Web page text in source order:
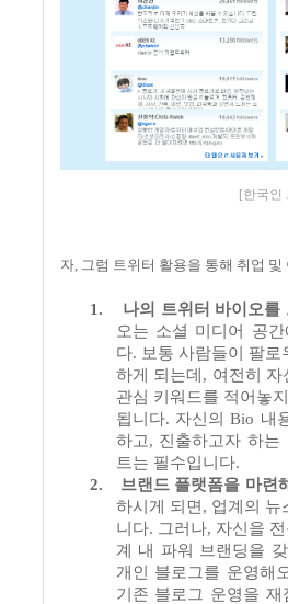
[한국인
자 그럼 트위터 활용을 통해 취업
1.
나의 트위터 바이오를
오는 소셜 미디어 공
다. 보통 사람들이 팔로
하게 되는데 , 여전히
관심 키워드를 적어놓
됩니다. 자신의 Bio 내
하고, 진출하고자 하는
트는 필수입니다.
2.
브랜드 플랫폼을 마련
하시게 되면 , 업계의 뉴
니다. 그러나, 자신을
계 내 파워 브랜딩을
개인 블로그를 운영해
기존 블로그 운영을 재